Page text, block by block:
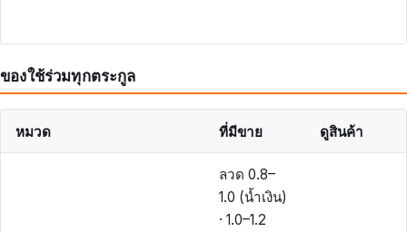
ของใช้ร่วมทุกตระกูล
หมวด ที่มีขาย ดูสินค้า
ลวด 0.8–
1.0 (น้ำเงิน)
· 1.0–1.2